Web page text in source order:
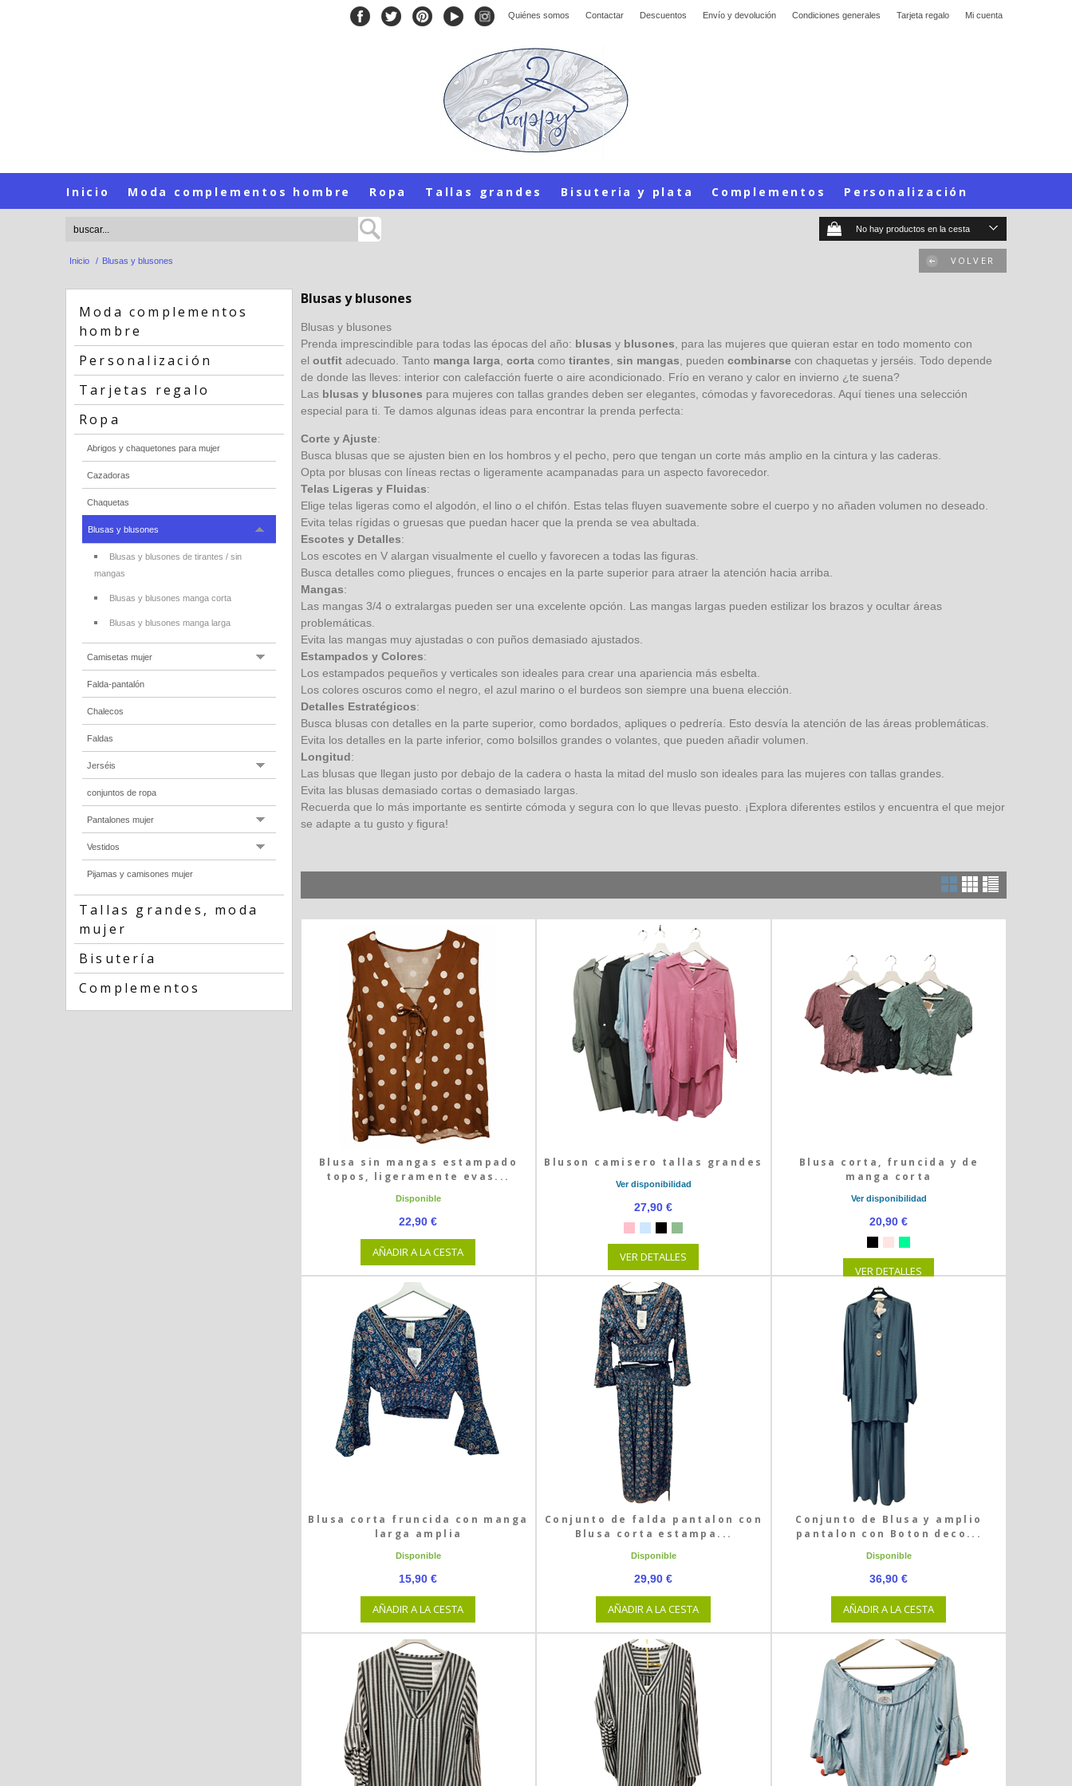
Quiénes somos Contactar Descuentos Envío y devolución Condiciones generales Tarjeta regalo Mi cuenta
Inicio Moda complementos hombre Ropa Tallas grandes Bisuteria y plata Complementos Personalización
No hay productos en la cesta
Inicio / Blusas y blusones VOLVER
Moda complementos
hombre
Personalización
Tarjetas regalo
Ropa
Abrigos y chaquetones para mujer
Cazadoras
Chaquetas
Blusas y blusones
Blusas y blusones de tirantes / sin
mangas
Blusas y blusones manga corta
Blusas y blusones manga larga
Camisetas mujer
Falda-pantalón
Chalecos
Faldas
Jerséis
conjuntos de ropa
Pantalones mujer
Vestidos
Pijamas y camisones mujer
Tallas grandes, moda
mujer
Bisutería
Complementos
Blusas y blusones
Blusas y blusones
Prenda imprescindible para todas las épocas del año: blusas y blusones , para las mujeres que quieran estar en todo momento con
el outfit adecuado. Tanto manga larga corta como tirantes sin mangas , pueden combinarse con chaquetas y jerséis. Todo depende
de donde las lleves: interior con calefacción fuerte o aire acondicionado. Frío en verano y calor en invierno ¿te suena?
Las blusas y blusones para mujeres con tallas grandes deben ser elegantes, cómodas y favorecedoras. Aquí tienes una selección
especial para ti. Te damos algunas ideas para encontrar la prenda perfecta:
Corte y Ajuste:
Busca blusas que se ajusten bien en los hombros y el pecho, pero que tengan un corte más amplio en la cintura y las caderas.
Opta por blusas con líneas rectas o ligeramente acampanadas para un aspecto favorecedor.
Telas Ligeras y Fluidas:
Elige telas ligeras como el algodón, el lino o el chifón. Estas telas fluyen suavemente sobre el cuerpo y no añaden volumen no deseado.
Evita telas rígidas o gruesas que puedan hacer que la prenda se vea abultada.
Escotes y Detalles:
Los escotes en V alargan visualmente el cuello y favorecen a todas las figuras.
Busca detalles como pliegues, frunces o encajes en la parte superior para atraer la atención hacia arriba.
Mangas:
Las mangas 3/4 o extralargas pueden ser una excelente opción. Las mangas largas pueden estilizar los brazos y ocultar áreas
problemáticas.
Evita las mangas muy ajustadas o con puños demasiado ajustados.
Estampados y Colores:
Los estampados pequeños y verticales son ideales para crear una apariencia más esbelta.
Los colores oscuros como el negro, el azul marino o el burdeos son siempre una buena elección.
Detalles Estratégicos:
Busca blusas con detalles en la parte superior, como bordados, apliques o pedrería. Esto desvía la atención de las áreas problemáticas.
Evita los detalles en la parte inferior, como bolsillos grandes o volantes, que pueden añadir volumen.
Longitud:
Las blusas que llegan justo por debajo de la cadera o hasta la mitad del muslo son ideales para las mujeres con tallas grandes.
Evita las blusas demasiado cortas o demasiado largas.
Recuerda que lo más importante es sentirte cómoda y segura con lo que llevas puesto. ¡Explora diferentes estilos y encuentra el que mejor
se adapte a tu gusto y figura!
Blusa sin mangas estampado
topos, ligeramente evas...
Disponible
22,90 €
AÑADIR A LA CESTA
Bluson camisero tallas grandes
Ver disponibilidad
27,90 €
VER DETALLES
Blusa corta, fruncida y de
manga corta
Ver disponibilidad
20,90 €
VER DETALLES
Blusa corta fruncida con manga
larga amplia
Disponible
15,90 €
AÑADIR A LA CESTA
Conjunto de falda pantalon con
Blusa corta estampa...
Disponible
29,90 €
AÑADIR A LA CESTA
Conjunto de Blusa y amplio
pantalon con Boton deco...
Disponible
36,90 €
AÑADIR A LA CESTA